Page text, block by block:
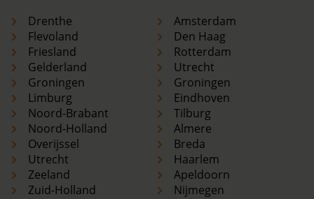
Drenthe
Flevoland
Friesland
Gelderland
Groningen
Limburg
Noord-Brabant
Noord-Holland
Overijssel
Utrecht
Zeeland
Zuid-Holland
Amsterdam
Den Haag
Rotterdam
Utrecht
Groningen
Eindhoven
Tilburg
Almere
Breda
Haarlem
Apeldoorn
Nijmegen